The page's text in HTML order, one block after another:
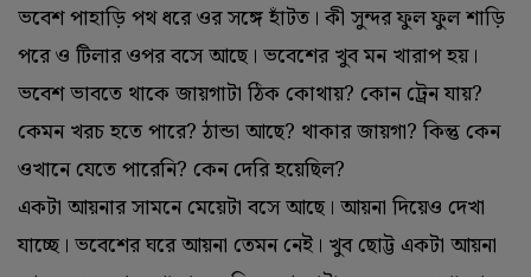
ভবেশ পাহাড়ি পথ ধরে ওর সঙ্গে হাঁটত। কী সুন্দর ফুল ফুল শাড়ি
পরে ও টিলার ওপর বসে আছে। ভবেশের খুব মন খারাপ হয়।
ভবেশ ভাবতে থাকে জায়গাটা ঠিক কোথায়? কোন ট্রেন যায়?
কেমন খরচ হতে পারে? ঠান্ডা আছে? থাকার জায়গা? কিন্তু কেন
ওখানে যেতে পারেনি? কেন দেরি হয়েছিল?
একটা আয়নার সামনে মেয়েটা বসে আছে। আয়না দিয়েও দেখা
যাচ্ছে। ভবেশের ঘরে আয়না তেমন নেই। খুব ছোট্ট একটা আয়না